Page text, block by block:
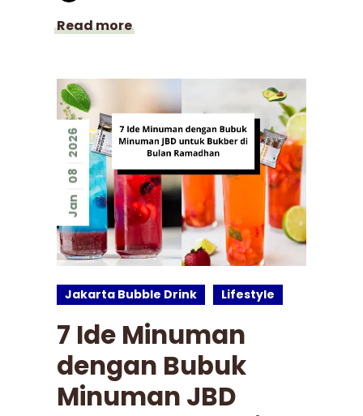
Read more
Jan
08
2026
Jakarta Bubble Drink Lifestyle
7 Ide Minuman
dengan Bubuk
Minuman JBD